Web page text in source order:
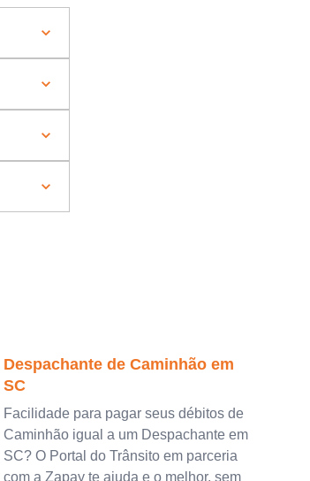
Despachante de Caminhão em
SC
Facilidade para pagar seus débitos de
Caminhão igual a um Despachante em
SC? O Portal do Trânsito em parceria
com a Zapay te ajuda e o melhor, sem